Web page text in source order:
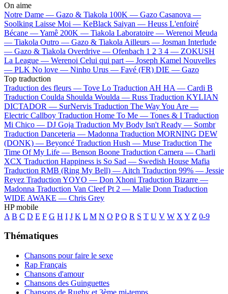
On aime
Notre Dame — Gazo & Tiakola 100K — Gazo Casanova —
Soolking Laisse Moi — KeBlack Saiyan — Heuss L'enfoiré
Bécane —Yamê 200K — Tiakola Laboratoire — Werenoi Meuda
— Tiakola Outro — Gazo & Tiakola Ailleurs — Josman Interlude
— Gazo & Tiakola Overdrive — Ofenbach 1 2 3 4 — ZOKUSH
La League — Werenoi Celui qui part — Joseph Kamel Nouvelles
— PLK No love — Ninho Urus — Favé (FR) DIE — Gazo
Top traduction
Traduction des fleurs — Tove Lo Traduction AH HA — Cardi B
Traduction Coulda Shoulda Woulda — Russ Traduction KYLIAN
DICTADOR — SurNervis Traduction The Way You Are —
Electric Callboy Traduction Home To Me — Tones & I Traduction
Mi Chico — DJ Goja Traduction My Body Isn't Ready — Sombr
Traduction Danceteria — Madonna Traduction MORNING DEW
(DONK) — Beyoncé Traduction Hush — Muse Traduction The
Time Of My Life — Benson Boone Traduction Camera — Charli
XCX Traduction Happiness is So Sad — Swedish House Mafia
Traduction RMB (Ring My Bell) — Aitch Traduction 99% — Jessie
Reyez Traduction YOYO — Don Xhoni Traduction Bizarre —
Madonna Traduction Van Cleef Pt 2 — Malie Donn Traduction
WIDE AWAKE — Chris Grey
HP mobile
A B C D E F G H I J K L M N O P Q R S T U V W X Y Z 0-9
Thématiques
Chansons pour faire le sexe
Rap Français
Chansons d'amour
Chansons des Guinguettes
Chansons de Rugby et 3ème mi-temps